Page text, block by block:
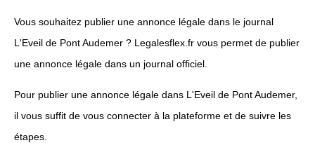
Vous souhaitez publier une annonce légale dans le journal
L'Eveil de Pont Audemer ? Legalesflex.fr vous permet de publier
une annonce légale dans un journal officiel.
Pour publier une annonce légale dans L'Eveil de Pont Audemer,
il vous suffit de vous connecter à la plateforme et de suivre les
étapes.